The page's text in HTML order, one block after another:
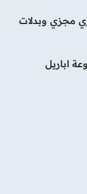
مجزي وبدلات
اباريل